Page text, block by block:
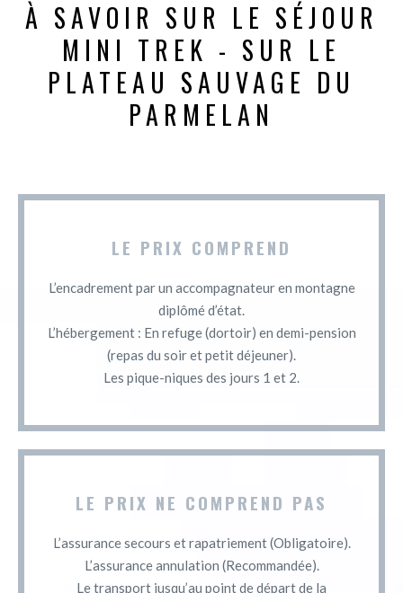
À SAVOIR SUR LE SÉJOUR
MINI TREK - SUR LE
PLATEAU SAUVAGE DU
PARMELAN
LE PRIX COMPREND
L’encadrement par un accompagnateur en montagne
diplômé d’état.
L’hébergement : En refuge (dortoir) en demi-pension
(repas du soir et petit déjeuner).
Les pique-niques des jours 1 et 2.
LE PRIX NE COMPREND PAS
L’assurance secours et rapatriement (Obligatoire).
L’assurance annulation (Recommandée).
Le transport jusqu’au point de départ de la